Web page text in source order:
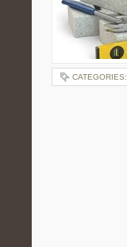
CATEGORIES: